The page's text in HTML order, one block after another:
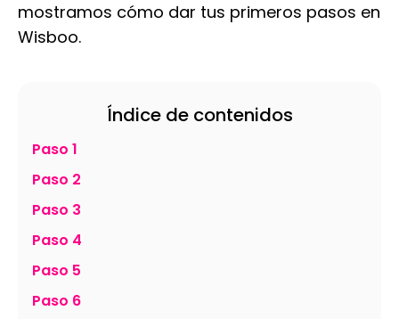
mostramos cómo dar tus primeros pasos en
Wisboo.
Índice de contenidos
Paso 1
Paso 2
Paso 3
Paso 4
Paso 5
Paso 6